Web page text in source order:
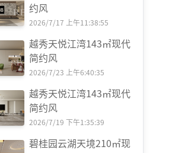
约风
2026/7/17 上午11:38:55
越秀天悦江湾143㎡现代
简约风
2026/7/23 上午6:40:35
越秀天悦江湾143㎡现代
简约风
2026/7/19 下午1:35:39
碧桂园云湖天境210㎡现